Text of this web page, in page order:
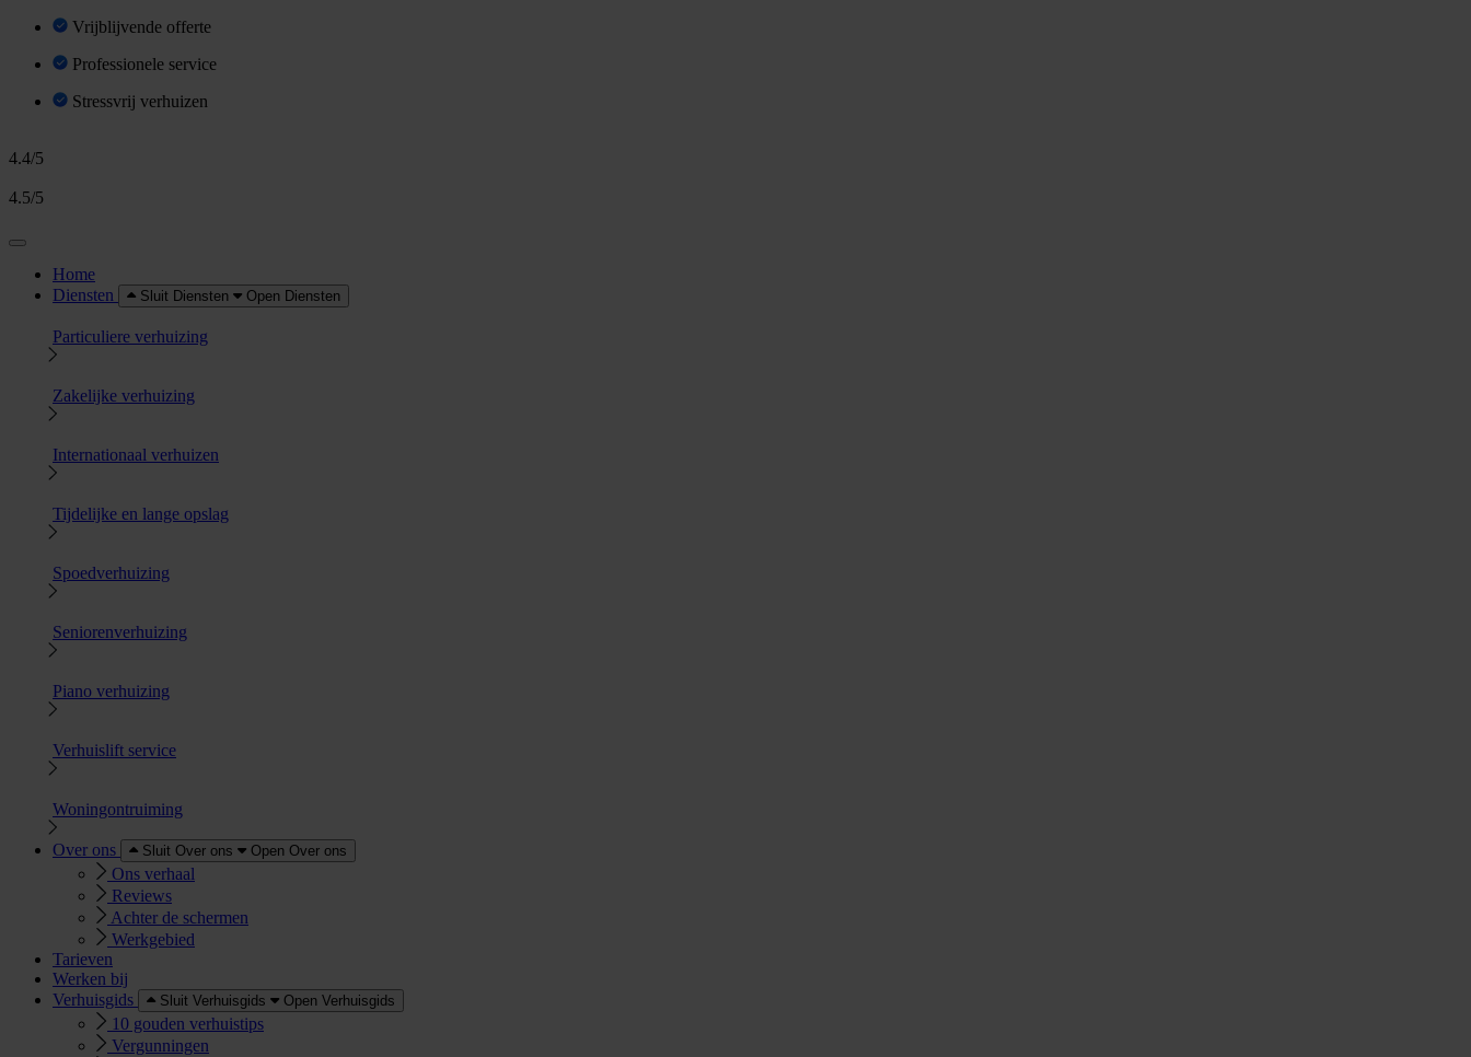
Vrijblijvende offerte
Professionele service
Stressvrij verhuizen
4.4/5
4.5/5
Home
Diensten
Sluit Diensten Open Diensten
Particuliere verhuizing
Zakelijke verhuizing
Internationaal verhuizen
Tijdelijke en lange opslag
Spoedverhuizing
Seniorenverhuizing
Piano verhuizing
Verhuislift service
Woningontruiming
Over ons Sluit Over ons Open Over ons
Ons verhaal
Reviews
Achter de schermen
Werkgebied
Tarieven
Werken bij
Verhuisgids
Sluit Verhuisgids Open Verhuisgids
10 gouden verhuistips
Vergunningen